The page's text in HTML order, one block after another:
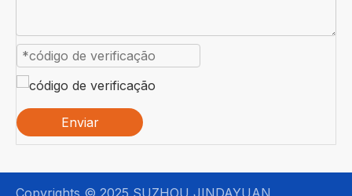
Enviar
Copyrights © 2025 SUZHOU JINDAYUAN